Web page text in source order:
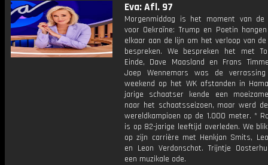
Eva: Afl. 97
Morgenmiddag is het moment van de
voor Oekraïne: Trump en Poetin
elkaar aan de lijn om het verloop van
bespreken. We bespreken het met
Einde, Dave Maasland en Frans
Joep Wennemars was de
weekend op het WK afstanden in
jarige schaatser kende een
naar het schaatsseizoen, maar werd
wereldkampioen op de 1.000 meter. *
is op 82-jarige leeftijd overleden. We
op zijn carrière met Henkjan Smits,
en Leon Verdonschot. Trijntje
een muzikale ode.